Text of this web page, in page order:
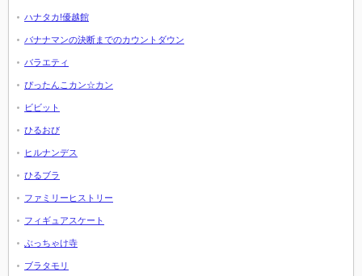
ハナタカ!優越館
バナナマンの決断までのカウントダウン
バラエティ
ぴったんこカン☆カン
ビビット
ひるおび
ヒルナンデス
ひるブラ
ファミリーヒストリー
フィギュアスケート
ぶっちゃけ寺
ブラタモリ